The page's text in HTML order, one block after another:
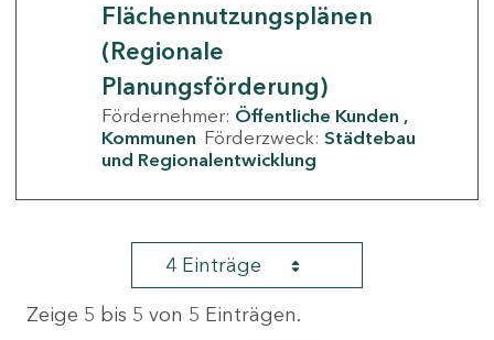
Flächennutzungsplänen
(Regionale
Planungsförderung)
Fördernehmer: Öffentliche Kunden
Kommunen Förderzweck: Städtebau
und Regionalentwicklung
4 Einträge
Zeige 5 bis 5 von 5 Einträgen.